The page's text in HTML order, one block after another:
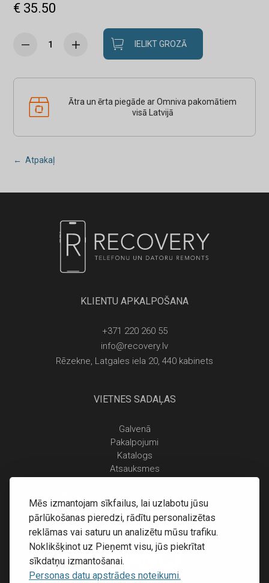
Mēs izmantojam sīkfailus, lai uzlabotu jūsu
pārlūkošanas pieredzi, rādītu personalizētas
reklāmas vai saturu un analizētu mūsu trafiku.
Noklikšķinot uz Pieņemt visu, jūs piekrītat
sīkdatņu izmantošanai.
Personas datu apstrādes noteikumi.
€ 35.50
IELIKT GROZĀ
Ātra un ērta piegāde ar Omniva pakomātiem
visā Latvijā
← Atpakaļ
KLIENTU APKALPOŠANA
+371 220 260 55
info@recovery.lv
Rēzekne, Latgales iela 20, 440 kabinets
VIETNES SADAĻAS
Galvenā
Pakalpojumi
Katalogs
Atsauksmes
Piegāde un apmaksa
Atgriešanas noteikumi